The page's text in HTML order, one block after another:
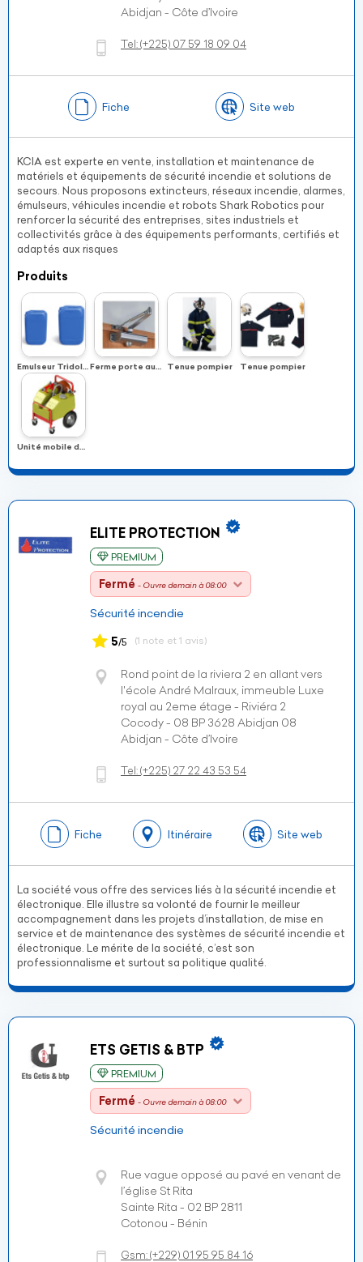
Abidjan - Côte d’Ivoire
Tel:(+225) 07 59 18 09 04
Fiche Site web
KCIA est experte en vente, installation et maintenance de
matériels et équipements de sécurité incendie et solutions de
secours. Nous proposons extincteurs, réseaux incendie, alarmes,
émulseurs, véhicules incendie et robots Shark Robotics pour
renforcer la sécurité des entreprises, sites industriels et
collectivités grâce à des équipements performants, certifiés et
adaptés aux risques
Produits
Emulseur Tridol C6 1 Ferme porte automatique Tenue pompier Tenue pompier
Unité mobile de mousse
ELITE PROTECTION
PREMIUM
Fermé - Ouvre demain à 08:00
Sécurité incendie
5/5 (1 note et 1 avis)
Rond point de la riviera 2 en allant vers
l'école André Malraux, immeuble Luxe
royal au 2eme étage - Riviéra 2
Cocody - 08 BP 3628 Abidjan 08
Abidjan - Côte d’Ivoire
Tel:(+225) 27 22 43 53 54
Fiche Itinéraire Site web
La société vous offre des services liés à la sécurité incendie et
électronique. Elle illustre sa volonté de fournir le meilleur
accompagnement dans les projets d’installation, de mise en
service et de maintenance des systèmes de sécurité incendie et
électronique. Le mérite de la société, c’est son
professionnalisme et surtout sa politique qualité.
ETS GETIS & BTP
PREMIUM
Fermé - Ouvre demain à 08:00
Sécurité incendie
Rue vague opposé au pavé en venant de
l’église St Rita
Sainte Rita - 02 BP 2811
Cotonou - Bénin
Gsm:(+229) 01 95 95 84 16